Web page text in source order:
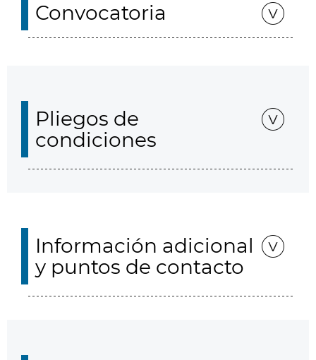
Convocatoria
Pliegos de
condiciones
Información adicional
y puntos de contacto